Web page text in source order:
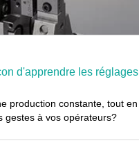
d'apprendre les réglages
production constante, tout en
gestes à vos opérateurs?